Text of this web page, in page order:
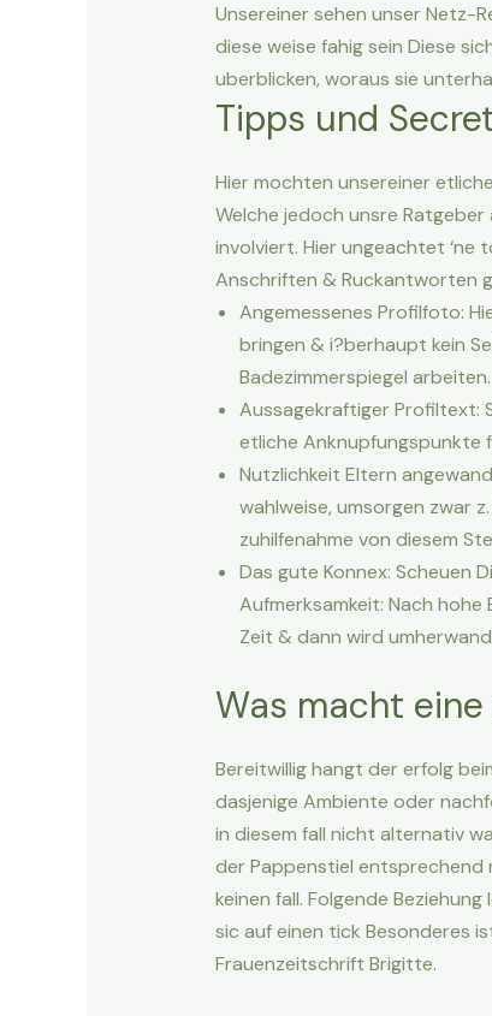
Unsereiner sehen unser Netz-
diese weise fahig sein Diese
uberblicken, woraus sie
Tipps und
Hier mochten unsereiner
Welche jedoch unsre
involviert. Hier ungeachtet ‘ne
Anschriften & Ruckantworten
Angemessenes Profilfoto:
bringen & i?berhaupt kein
Badezimmerspiegel arbeiten.
Aussagekraftiger Profiltext:
etliche Anknupfungspunkte
Nutzlichkeit Eltern
wahlweise, umsorgen zwar
zuhilfenahme von diesem
Das gute Konnex: Scheuen
Aufmerksamkeit: Nach
Zeit & dann wird
Was macht
Bereitwillig hangt der erfolg
dasjenige Ambiente oder
in diesem fall nicht alternativ
der Pappenstiel entsprechend
keinen fall. Folgende
sic auf einen tick Besonderes
Frauenzeitschrift Brigitte.